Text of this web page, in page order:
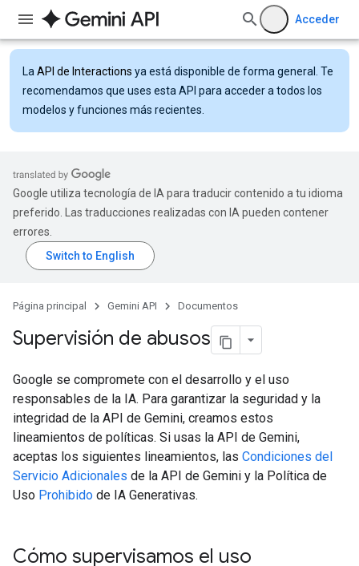
Acceder
La API de Interactions ya está disponible de forma general. Te
recomendamos que uses esta API para acceder a todos los
modelos y funciones más recientes.
Google utiliza tecnología de IA para traducir contenido a tu idioma
preferido. Las traducciones realizadas con IA pueden contener
errores.
Página principal Gemini API Documentos
Supervisión de abusos
Google se compromete con el desarrollo y el uso
responsables de la IA. Para garantizar la seguridad y la
integridad de la API de Gemini, creamos estos
lineamientos de políticas. Si usas la API de Gemini,
aceptas los siguientes lineamientos, las Condiciones del
Servicio Adicionales de la API de Gemini y la Política de
Uso Prohibido de IA Generativas.
Cómo supervisamos el uso